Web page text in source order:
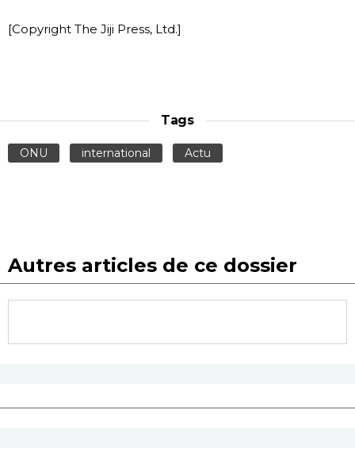
[Copyright The Jiji Press, Ltd.]
Tags
ONU international Actu
Autres articles de ce dossier